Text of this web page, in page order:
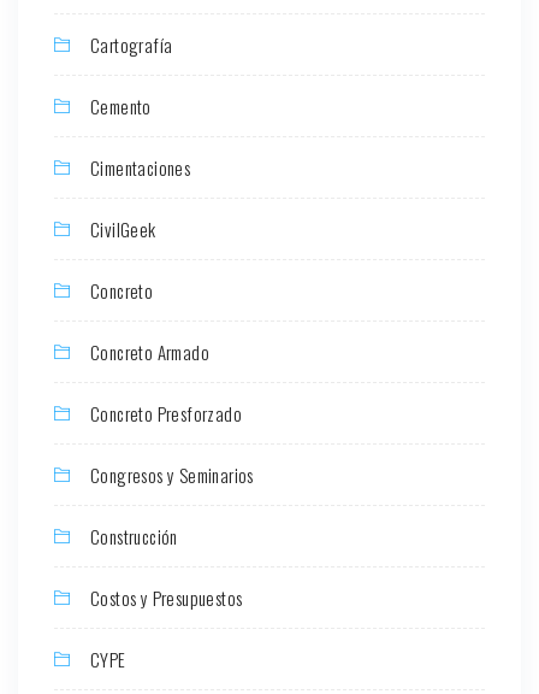
Cartografía
Cemento
Cimentaciones
CivilGeek
Concreto
Concreto Armado
Concreto Presforzado
Congresos y Seminarios
Construcción
Costos y Presupuestos
CYPE